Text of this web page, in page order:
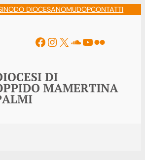
DIOCESANOMUDOPCONTATTI
Facebook
Instagram
X Soundcloud
YouTube
Flickr